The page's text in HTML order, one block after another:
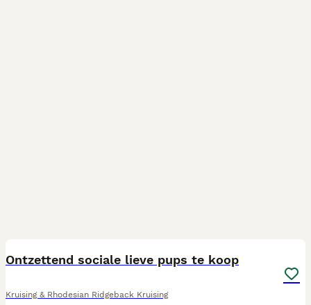
Ontzettend sociale lieve pups te koop
Kruising & Rhodesian Ridgeback Kruising